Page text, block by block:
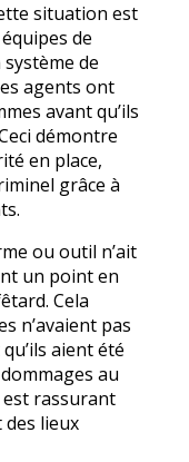
situation est
de
de
agents ont
avant qu’ils
démontre
en place,
grâce à
ou outil n’ait
un point en
Cela
n’avaient pas
aient été
au
rassurant
lieux